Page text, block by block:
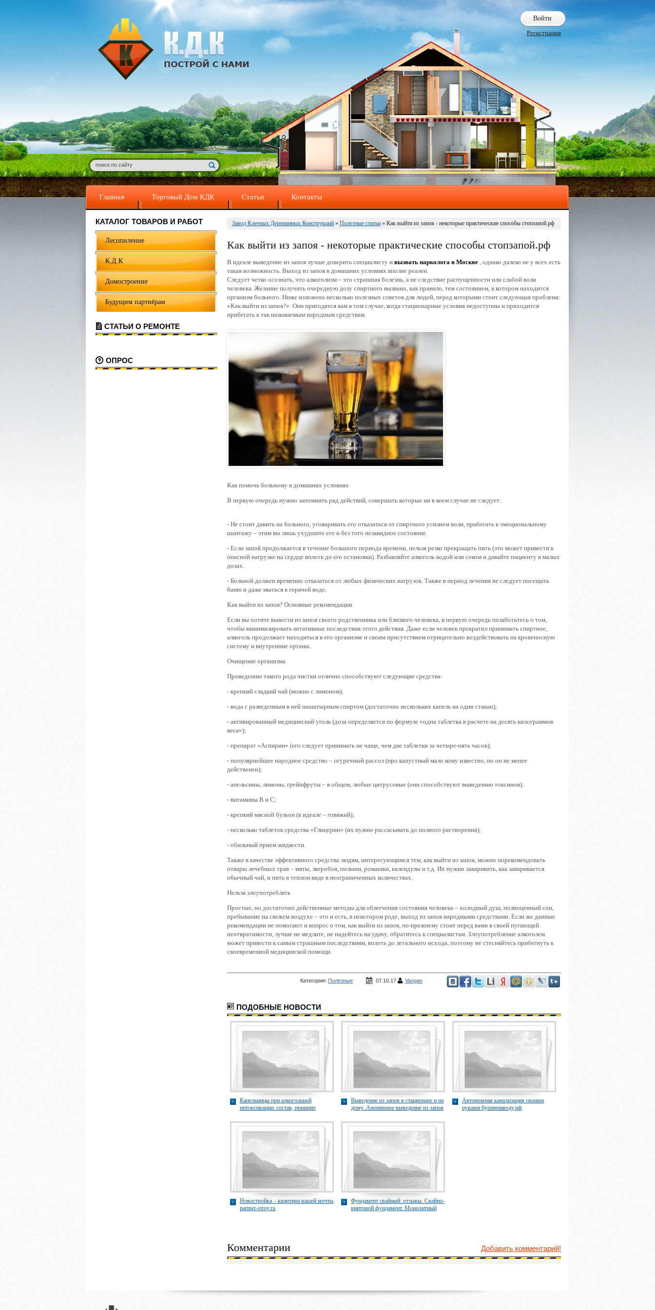
Войти
Регистрация
Главная Торговый Дом КДК Статьи Контакты
КАТАЛОГ ТОВАРОВ И РАБОТ
Лесопиление
К.Д.К
Домостроение
Будущим партнёрам
СТАТЬИ О РЕМОНТЕ
ОПРОС
Завод Клееных Деревянных Конструкций » Полезные статьи » Как выйти из запоя - некоторые практические способы стопзапой.рф
Как выйти из запоя - некоторые практические способы стопзапой.рф
В идеале выведение из запоя лучше доверить специалисту и вызвать нарколога в Москве , однако далеко не у всех есть
такая возможность. Выход из запоя в домашних условиях вполне реален.
Следует четко осознать, что алкоголизм – это страшная болезнь, а не следствие распущенности или слабой воли
человека. Желание получить очередную дозу спиртного вызвано, как правило, тем состоянием, в котором находится
организм больного. Ниже изложено несколько полезных советов для людей, перед которыми стоит следующая проблема:
«Как выйти из запоя?». Они пригодятся вам в том случае, когда стационарные условия недоступны и приходится
прибегать к так называемым народным средствам.
Как помочь больному в домашних условиях
В первую очередь нужно запомнить ряд действий, совершать которые ни в коем случае не следует:
- Не стоит давить на больного, уговаривать его отказаться от спиртного усилием воли, прибегать к эмоциональному
шантажу – этим вы лишь ухудшите его и без того незавидное состояние.
- Если запой продолжается в течение большого периода времени, нельзя резко прекращать пить (это может привести к
опасной нагрузке на сердце вплоть до его остановки). Разбавляйте алкоголь водой или соком и давайте пациенту в малых
дозах.
- Больной должен временно отказаться от любых физических нагрузок. Также в период лечения не следует посещать
баню и даже мыться в горячей воде.
Как выйти из запоя? Основные рекомендации
Если вы хотите вывести из запоя своего родственника или близкого человека, в первую очередь позаботьтесь о том,
чтобы минимизировать негативные последствия этого действия. Даже если человек прекратил принимать спиртное,
алкоголь продолжает находиться в его организме и своим присутствием отрицательно воздействовать на кровеносную
систему и внутренние органы.
Очищение организма
Проведению такого рода чистки отлично способствуют следующие средства:
- крепкий сладкий чай (можно с лимоном);
- вода с разведенным в ней нашатырным спиртом (достаточно нескольких капель на один стакан);
- активированный медицинский уголь (доза определяется по формуле «одна таблетка в расчете на десять килограммов
веса»);
- препарат «Аспирин» (его следует принимать не чаще, чем две таблетки за четыре-пять часов);
- популярнейшее народное средство – огуречный рассол (про капустный мало кому известно, но он не менее
действенен);
- апельсины, лимоны, грейпфруты – в общем, любые цитрусовые (они способствуют выведению токсинов);
- витамины В и С;
- крепкий мясной бульон (в идеале – говяжий);
- несколько таблеток средства «Глицерин» (их нужно рассасывать до полного растворения);
- обильный прием жидкости.
Также в качестве эффективного средства людям, интересующимся тем, как выйти из запоя, можно порекомендовать
отвары лечебных трав – мяты, зверобоя, полыни, ромашки, календулы и т.д. Их нужно заваривать, как заваривается
обычный чай, и пить в теплом виде в неограниченных количествах.
Нельзя злоупотреблять
Простые, но достаточно действенные методы для облегчения состояния человека – холодный душ, полноценный сон,
пребывание на свежем воздухе – это и есть, в некотором роде, выход из запоя народными средствами. Если же данные
рекомендации не помогают и вопрос о том, как выйти из запоя, по-прежнему стоит перед вами в своей пугающей
неотвратимости, лучше не медлите, не надейтесь на удачу, обратитесь к специалистам. Злоупотребление алкоголем
может привести к самым страшным последствиям, вплоть до летального исхода, поэтому не стесняйтесь прибегнуть к
своевременной медицинской помощи.
Категория: Полезные
07.10.17 Vangan
ПОДОБНЫЕ НОВОСТИ
Капельницы при алкогольной
интоксикации: состав, принцип
Выведение из запоя в стационаре и на
дому. Анонимное выведение из запоя
Автономная канализация своими
руками буримнаводу.рф
Новостройка – квартира вашей мечты
partner-stroy.ru
Фундамент свайный: отзывы. Свайно-
винтовой фундамент. Монолитный
Комментарии Добавить комментарий!